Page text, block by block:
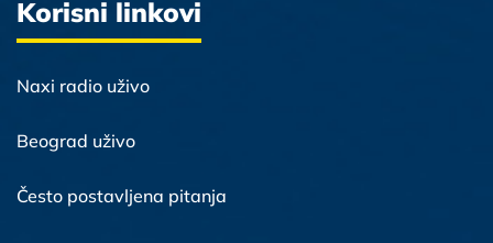
Korisni linkovi
Naxi radio uživo
Beograd uživo
Često postavljena pitanja